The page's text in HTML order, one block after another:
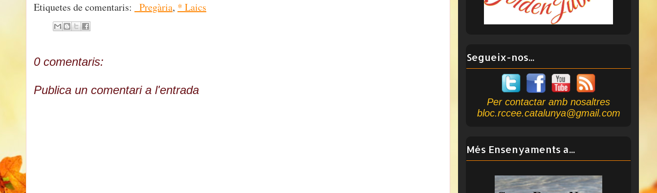
Etiquetes de comentaris: _Pregària, * Laics
0 comentaris:
Publica un comentari a l'entrada
Segueix-nos...
Per contactar amb nosaltres
bloc.rccee.catalunya@gmail.com
Més Ensenyaments a...